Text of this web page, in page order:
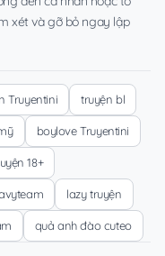
xét và gỡ bỏ ngay lập
Truyentini truyện bl
boylove Truyentini
18+
lazy truyện
quả anh đào cuteo